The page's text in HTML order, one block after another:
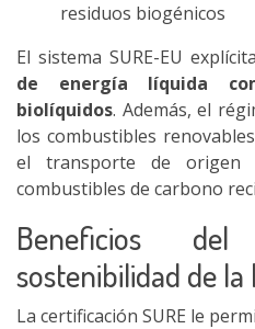
residuos biogénicos
El sistema SURE-EU
de energía líquida
biolíquidos. Además, el
los combustibles
el transporte de
combustibles de carbono
Beneficios
sostenibilidad de la
La certificación SURE le